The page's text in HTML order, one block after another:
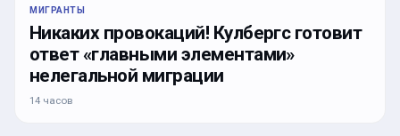
МИГРАНТЫ
Никаких провокаций! Кулбергс готовит
ответ «главными элементами»
нелегальной миграции
14 часов